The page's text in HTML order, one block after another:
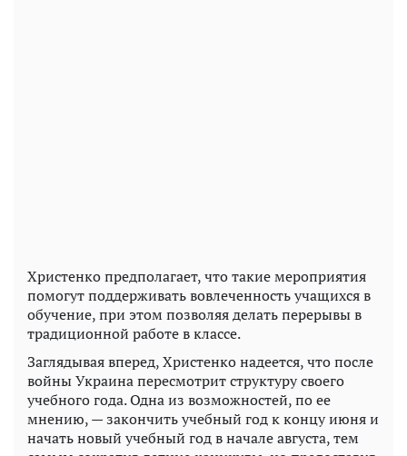
Христенко предполагает, что такие мероприятия
помогут поддерживать вовлеченность учащихся в
обучение, при этом позволяя делать перерывы в
традиционной работе в классе.
Заглядывая вперед, Христенко надеется, что после
войны Украина пересмотрит структуру своего
учебного года. Одна из возможностей, по ее
мнению, — закончить учебный год к концу июня и
начать новый учебный год в начале августа, тем